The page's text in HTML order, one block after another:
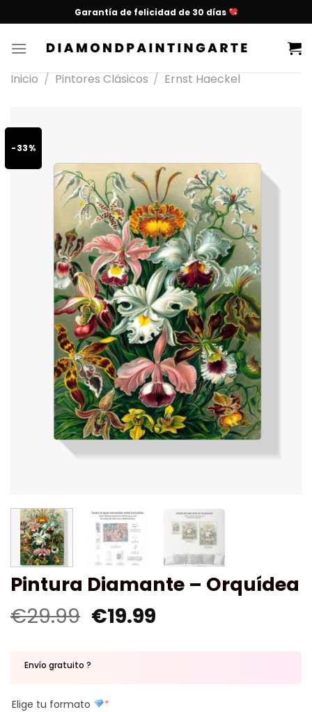
Garantía de felicidad de 30 días
Inicio / Pintores Clásicos / Ernst Haeckel
-33%
Pintura Diamante – Orquídea
€29.99 €19.99
Envío gratuito ?
Elige tu formato *